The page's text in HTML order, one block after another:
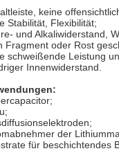
keine
Stabilität, Flexibilität;
und Alkaliwiderstand,
Fragment oder Rost
schweißende Leistung
Innenwiderstand.
der
für beschichtendes